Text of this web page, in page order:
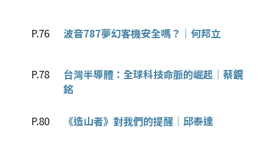
P.76 波音787夢幻客機安全嗎？│何邦立
P.78
台灣半導體：全球科技命脈的崛起│蔡鎤
銘
P.80 《造山者》對我們的提醒│邱泰達